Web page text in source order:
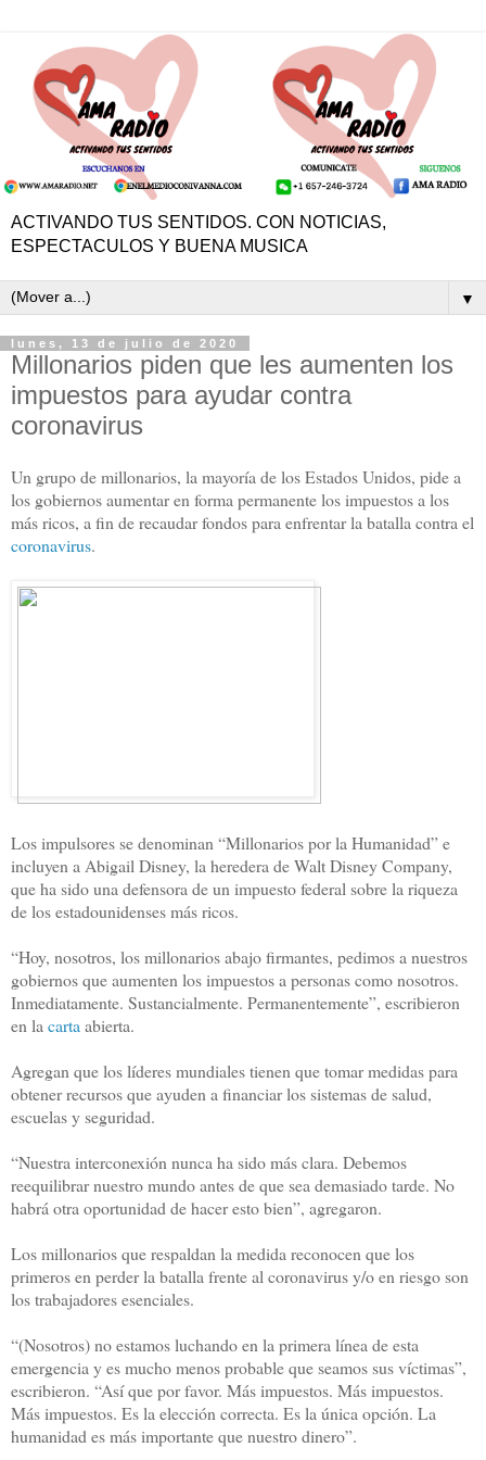
ACTIVANDO TUS SENTIDOS. CON NOTICIAS,
ESPECTACULOS Y BUENA MUSICA
▼
lunes, 13 de julio de 2020
Millonarios piden que les aumenten los
impuestos para ayudar contra
coronavirus
Un grupo de millonarios, la mayoría de los Estados Unidos, pide a
los gobiernos aumentar en forma permanente los impuestos a los
más ricos, a fin de recaudar fondos para enfrentar la batalla contra el
coronavirus.
Los impulsores se denominan “Millonarios por la Humanidad” e
incluyen a Abigail Disney, la heredera de Walt Disney Company,
que ha sido una defensora de un impuesto federal sobre la riqueza
de los estadounidenses más ricos.
“Hoy, nosotros, los millonarios abajo firmantes, pedimos a nuestros
gobiernos que aumenten los impuestos a personas como nosotros.
Inmediatamente. Sustancialmente. Permanentemente”, escribieron
en lacartaabierta.
Agregan que los líderes mundiales tienen que tomar medidas para
obtener recursos que ayuden a financiar los sistemas de salud,
escuelas y seguridad.
“Nuestra interconexión nunca ha sido más clara. Debemos
reequilibrar nuestro mundo antes de que sea demasiado tarde. No
habrá otra oportunidad de hacer esto bien”, agregaron.
Los millonarios que respaldan la medida reconocen que los
primeros en perder la batalla frente al coronavirus y/o en riesgo son
los trabajadores esenciales.
“(Nosotros) no estamos luchando en la primera línea de esta
emergencia y es mucho menos probable que seamos sus víctimas”,
escribieron. “Así que por favor. Más impuestos. Más impuestos.
Más impuestos. Es la elección correcta. Es la única opción. La
humanidad es más importante que nuestro dinero”.